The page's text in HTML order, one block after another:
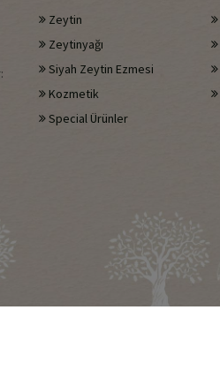
Zeytin
Zeytinyağı
Siyah Zeytin Ezmesi
Kozmetik
Special Ürünler